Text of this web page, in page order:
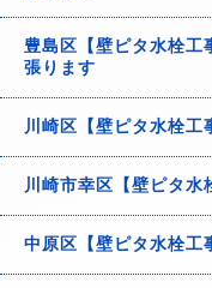
豊島区【壁ピタ水栓
張ります
川崎区【壁ピタ水栓
川崎市幸区【壁ピタ
中原区【壁ピタ水栓